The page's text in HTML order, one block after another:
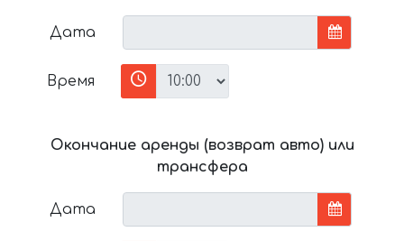
Дата
Время
Окончание аренды (возврат авто) или
трансфера
Дата